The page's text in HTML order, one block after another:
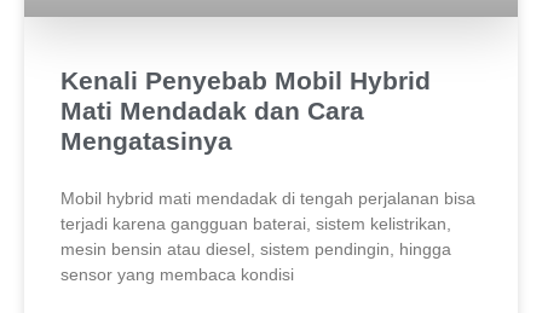
Kenali Penyebab Mobil Hybrid
Mati Mendadak dan Cara
Mengatasinya
Mobil hybrid mati mendadak di tengah perjalanan bisa
terjadi karena gangguan baterai, sistem kelistrikan,
mesin bensin atau diesel, sistem pendingin, hingga
sensor yang membaca kondisi